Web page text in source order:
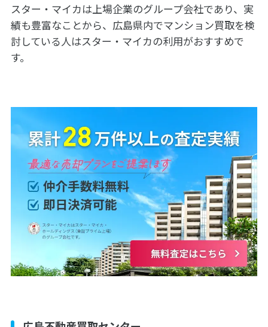
スター・マイカは上場企業のグループ会社であり、実
績も豊富なことから、広島県内でマンション買取を検
討している人はスター・マイカの利用がおすすめで
す。